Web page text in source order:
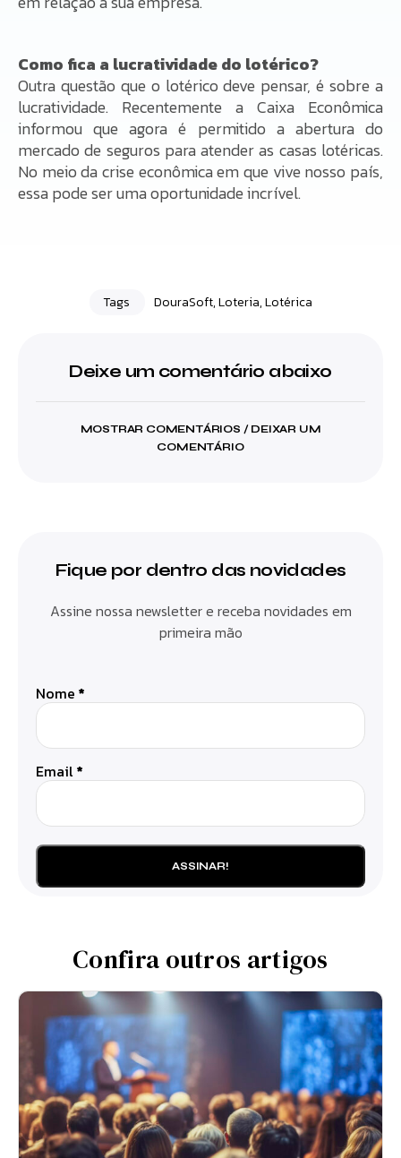
Como fica a lucratividade do lotérico?
Outra questão que o lotérico deve pensar, é sobre a
lucratividade. Recentemente a Caixa Econômica
informou que agora é permitido a abertura do
mercado de seguros para atender as casas lotéricas.
No meio da crise econômica em que vive nosso país,
essa pode ser uma oportunidade incrível.
Tags DouraSoft,Loteria,Lotérica
Deixe um comentário abaixo
MOSTRAR COMENTÁRIOS / DEIXAR UM
COMENTÁRIO
Fique por dentro das novidades
Assine nossa newsletter e receba novidades em
primeira mão
Nome *
Email*
Confira outros artigos